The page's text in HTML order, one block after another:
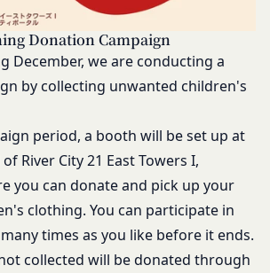
Donation Campaign
December, we are conducting a
by collecting unwanted children's
period, a booth will be set up at
River City 21 East Towers I,
you can donate and pick up your
clothing. You can participate in
times as you like before it ends.
collected will be donated through
委託するため委託先にお客様情報を
する場合、当該委託先に対し、適切
保護を行わせ、第三者への開示・提
の提供目的以外の目的での利用を行わ
管理および監督します。
の個人情報の内容を確認、訂正また
望される場合には、個人情報保護法
より当社が義務を負う範囲におい
応させていただきます。
場合には、本人確認をさせていただく
以下同じ。）であるまたは資金提
通じて反社会的勢力等の維持、運営
に協力もしくは関与する等反社会
の何らかの交流もしくは関係を行っ
社が判断した場合
録が適当でないと当社が判断した
容の変更）
報の内容の全部または一部に関して
合、直ちに当社所定の方法により登
する手続きを行うものとします。
定める変更手続きを行わなかった場合